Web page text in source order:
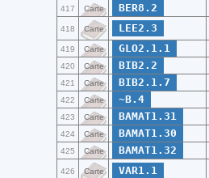
417 Carte BER8.2
418 Carte LEE2.3
419 Carte GLO2.1.1
420 Carte BIB2.2
421 Carte BIB2.1.7
422 Carte ~B.4
423 Carte BAMAT1.31
424 Carte BAMAT1.30
425 Carte BAMAT1.32
426 Carte VAR1.1